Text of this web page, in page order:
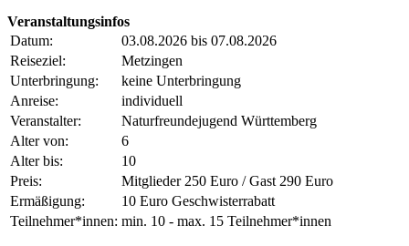
Veranstaltungsinfos
Datum:
03.08.2026 bis 07.08.2026
Reiseziel:
Metzingen
Unterbringung:
keine Unterbringung
Anreise:
individuell
Veranstalter:
Naturfreundejugend Württemberg
Alter von:
6
Alter bis:
10
Preis:
Mitglieder 250 Euro / Gast 290 Euro
Ermäßigung:
10 Euro Geschwisterrabatt
Teilnehmer*innen: min. 10 - max. 15 Teilnehmer*innen